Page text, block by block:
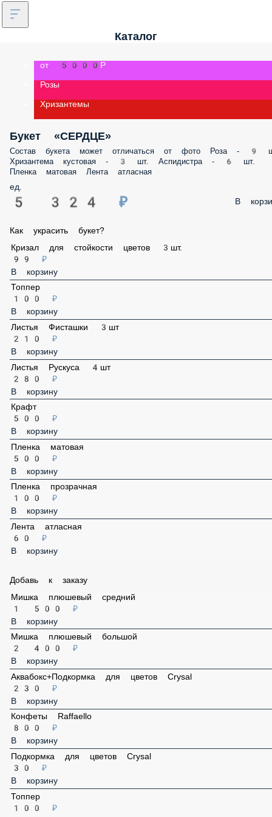
Каталог
от 5000Р
Розы
Хризантемы
Букет «СЕРДЦЕ»
Состав букета может отличаться от фото Роза - 9 шт. Хризантема
кустовая - 3 шт. Аспидистра - 6 шт. Пленка матовая Лента атласная
ед.
5 324 ₽
Кризал для стойкости цветов 3шт.
99 ₽
В корзину
Топпер
100 ₽
В корзину
Листья Фисташки 3шт
210 ₽
В корзину
Листья Рускуса 4шт
280 ₽
В корзину
Крафт
500 ₽
В корзину
Пленка матовая
500 ₽
В корзину
100 ₽
В корзину
Лента атласная
60 ₽
В корзину
Добавь к заказу
Мишка плюшевый средний
1 500 ₽
В корзину
Мишка плюшевый большой
2 400 ₽
В корзину